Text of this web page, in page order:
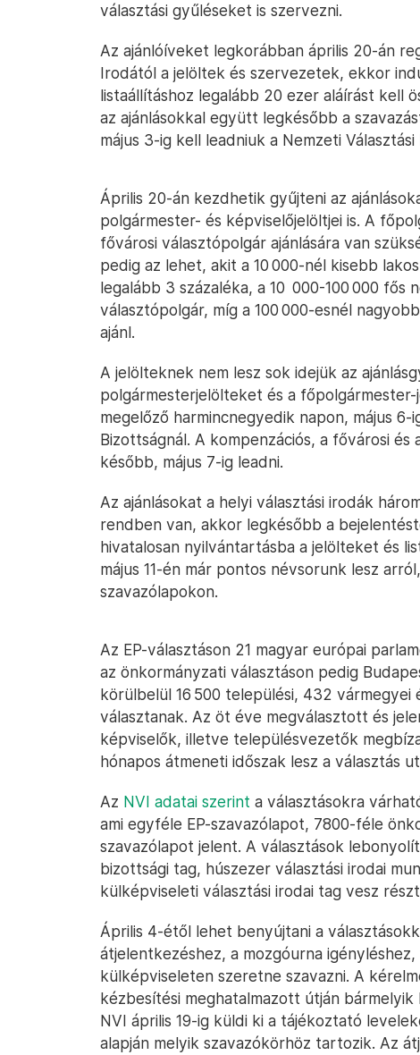
választási gyűléseket is szervezni.
Az ajánlóíveket legkorábban április 20-án
Irodától a jelöltek és szervezetek, ekkor
listaállításhoz legalább 20 ezer aláírást kell
az ajánlásokkal együtt legkésőbb a
május 3-ig kell leadniuk a Nemzeti
Április 20-án kezdhetik gyűjteni az
polgármester- és képviselőjelöltjei is. A
fővárosi választópolgár ajánlására van
pedig az lehet, akit a 10 000-nél kisebb
legalább 3 százaléka, a 10 000-100 000 fős
választópolgár, míg a 100 000-esnél
ajánl.
A jelölteknek nem lesz sok idejük az
polgármesterjelölteket és a
megelőző harmincnegyedik napon, május
Bizottságnál. A kompenzációs, a fővárosi
később, május 7-ig leadni.
Az ajánlásokat a helyi választási irodák
rendben van, akkor legkésőbb a
hivatalosan nyilvántartásba a jelölteket és
május 11-én már pontos névsorunk lesz
szavazólapokon.
Az EP-választáson 21 magyar európai
az önkormányzati választáson pedig
körülbelül 16 500 települési, 432
választanak. Az öt éve megválasztott és
képviselők, illetve településvezetők
hónapos átmeneti időszak lesz a választás
Az NVI adatai szerint a választásokra
ami egyféle EP-szavazólapot, 7800-féle
szavazólapot jelent. A választások
bizottsági tag, húszezer választási irodai
külképviseleti választási irodai tag vesz
Április 4-étől lehet benyújtani a
átjelentkezéshez, a mozgóurna
külképviseleten szeretne szavazni. A
kézbesítési meghatalmazott útján
NVI április 19-ig küldi ki a tájékoztató
alapján melyik szavazókörhöz tartozik. Az